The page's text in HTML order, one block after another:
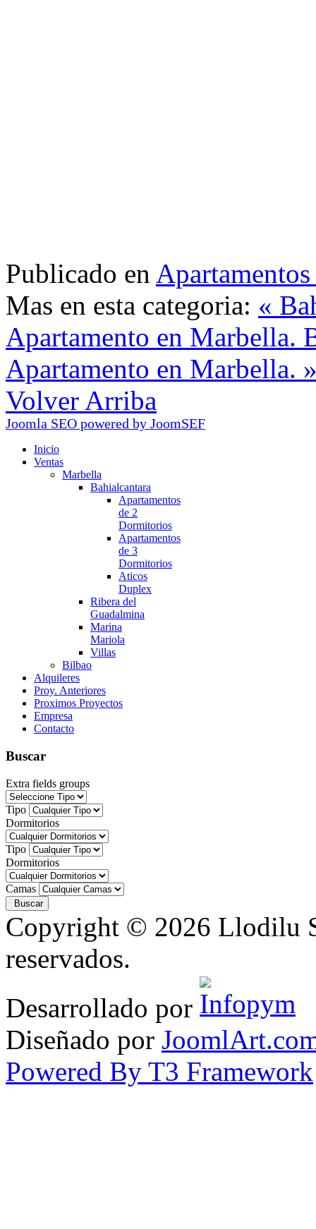
Publicado en
Mas en esta categoria: «
Apartamento en Marbella.
Apartamento en Marbella.
Volver Arriba
Joomla SEO powered by JoomSEF
Inicio
Ventas
Marbella
Bahialcantara
Apartamentos
de 2
Dormitorios
Apartamentos
de 3
Dormitorios
Aticos
Duplex
Ribera del
Guadalmina
Marina
Mariola
Villas
Bilbao
Alquileres
Proy. Anteriores
Proximos Proyectos
Empresa
Contacto
Buscar
Extra fields groups
Tipo
Dormitorios
Tipo
Dormitorios
Camas
Copyright © 2026 Llodilu
reservados.
Desarrollado por
Diseñado por
Powered By T3 Framework